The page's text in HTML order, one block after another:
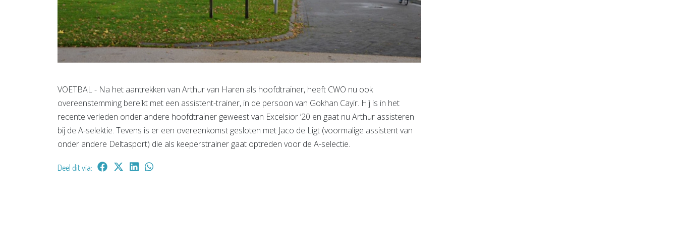
VOETBAL - Na het aantrekken van Arthur van Haren als hoofdtrainer, heeft CWO nu ook
overeenstemming bereikt met een assistent-trainer, in de persoon van Gokhan Cayir. Hij is in het
recente verleden onder andere hoofdtrainer geweest van Excelsior ’20 en gaat nu Arthur assisteren
bij de A-selektie. Tevens is er een overeenkomst gesloten met Jaco de Ligt (voormalige assistent van
onder andere Deltasport) die als keeperstrainer gaat optreden voor de A-selectie.
Deel dit via: